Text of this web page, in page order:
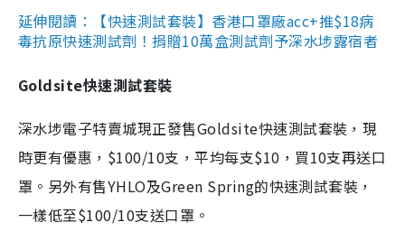
延伸閱讀：【快速測試套裝】香港口罩廠acc+推$18病
毒抗原快速測試劑！捐贈10萬盒測試劑予深水埗露宿者
Goldsite快速測試套裝
深水埗電子特賣城現正發售Goldsite快速測試套裝，現
時更有優惠，$100/10支，平均每支$10，買10支再送口
罩。另外有售YHLO及Green Spring的快速測試套裝，
一樣低至$100/10支送口罩。